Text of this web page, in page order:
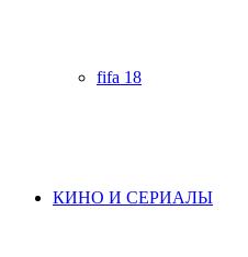
fifa 18
КИНО И СЕРИАЛЫ